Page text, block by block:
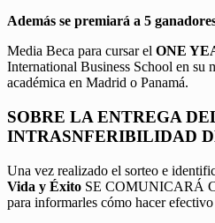
Además se premiará a 5
Media Beca para cursar el ONE
International Business School en su
académica en Madrid o Panamá.
SOBRE LA ENTREGA
INTRASNFERIBILIDAD
Una vez realizado el sorteo e
Vida y Éxito SE COMUNICARÁ
para informarles cómo hacer